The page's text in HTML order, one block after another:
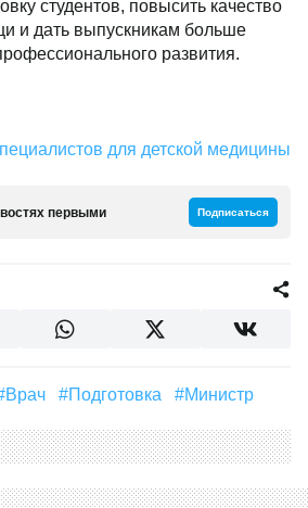
студентов, повысить качество
и дать выпускникам больше
развития.
для детской медицины
первыми Подписаться
#Врач #подготовка #министр